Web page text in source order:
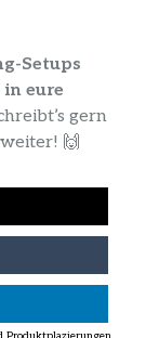
Setups
eure
gern
🙌